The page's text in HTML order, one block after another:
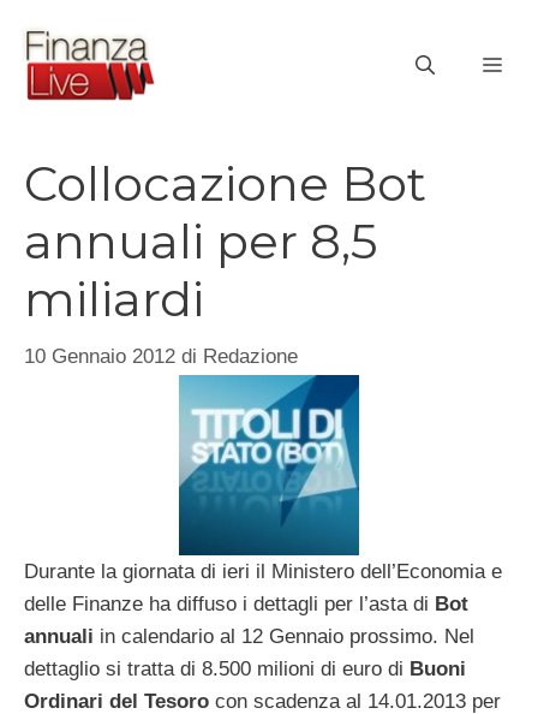
contenuto
Collocazione Bot
annuali per 8,5
miliardi
10 Gennaio 2012 di Redazione
Durante la giornata di ieri il Ministero dell’Economia e
delle Finanze ha diffuso i dettagli per l’asta di Bot
annuali in calendario al 12 Gennaio prossimo. Nel
dettaglio si tratta di 8.500 milioni di euro di Buoni
Ordinari del Tesoro con scadenza al 14.01.2013 per